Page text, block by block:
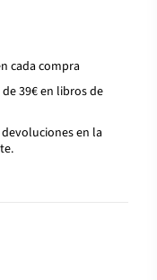
cada compra
39€ en libros de
en la